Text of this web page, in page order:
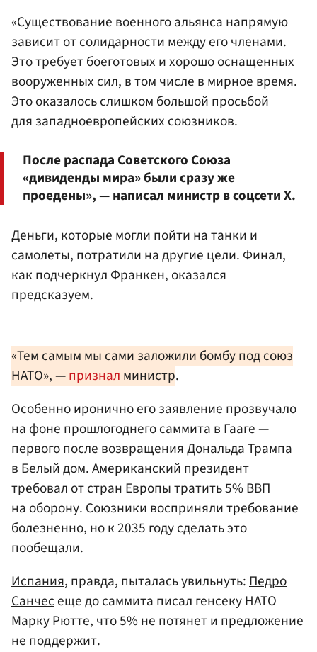
«Существование военного альянса напрямую
зависит от солидарности между его членами.
Это требует боеготовых и хорошо оснащенных
вооруженных сил, в том числе в мирное время.
Это оказалось слишком большой просьбой
для западноевропейских союзников.
После распада Советского Союза
«дивиденды мира» были сразу же
проедены», — написал министр в соцсети X.
Деньги, которые могли пойти на танки и
самолеты, потратили на другие цели. Финал,
как подчеркнул Франкен, оказался
предсказуем.
«Тем самым мы сами заложили бомбу под союз
НАТО», —призналминистр.
Особенно иронично его заявление прозвучало
на фоне прошлогоднего саммита вГааге—
первого после возвращенияДональда Трампа
в Белый дом. Американский президент
требовал от стран Европы тратить 5% ВВП
на оборону. Союзники восприняли требование
болезненно, но к 2035 году сделать это
пообещали.
Испания, правда, пыталась увильнуть:Педро
Санчесеще до саммита писал генсеку НАТО
Марку Рютте, что 5% не потянет и предложение
не поддержит.